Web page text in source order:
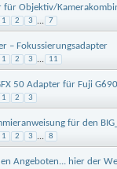
für Objektiv/
1 2 3 ... 7
– Fokussierungsadapter
1 2 3 ... 11
50 Adapter für Fuji
1 2 3
für den
1 2 3 ... 8
Angeboten... hier der